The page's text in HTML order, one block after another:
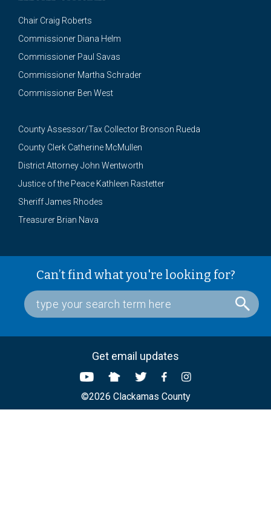
Chair Craig Roberts
Commissioner Diana Helm
Commissioner Paul Savas
Commissioner Martha Schrader
Commissioner Ben West
County Assessor/Tax Collector Bronson Rueda
County Clerk Catherine McMullen
District Attorney John Wentworth
Justice of the Peace Kathleen Rastetter
Sheriff James Rhodes
Treasurer Brian Nava
Can’t find what you're looking for?
Get email updates
©2026 Clackamas County